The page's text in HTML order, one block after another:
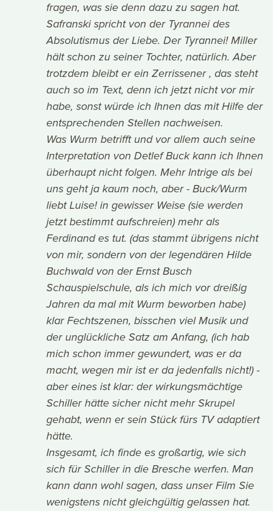
fragen, was sie denn dazu zu sagen hat.
Safranski spricht von der Tyrannei des
Absolutismus der Liebe. Der Tyrannei! Miller
hält schon zu seiner Tochter, natürlich. Aber
trotzdem bleibt er ein Zerrissener , das steht
auch so im Text, denn ich jetzt nicht vor mir
habe, sonst würde ich Ihnen das mit Hilfe der
entsprechenden Stellen nachweisen.
Was Wurm betrifft und vor allem auch seine
Interpretation von Detlef Buck kann ich Ihnen
überhaupt nicht folgen. Mehr Intrige als bei
uns geht ja kaum noch, aber - Buck/Wurm
liebt Luise! in gewisser Weise (sie werden
jetzt bestimmt aufschreien) mehr als
Ferdinand es tut. (das stammt übrigens nicht
von mir, sondern von der legendären Hilde
Buchwald von der Ernst Busch
Schauspielschule, als ich mich vor dreißig
Jahren da mal mit Wurm beworben habe)
klar Fechtszenen, bisschen viel Musik und
der unglückliche Satz am Anfang, (ich hab
mich schon immer gewundert, was er da
macht, wegen mir ist er da jedenfalls nicht!) -
aber eines ist klar: der wirkungsmächtige
Schiller hätte sicher nicht mehr Skrupel
gehabt, wenn er sein Stück fürs TV adaptiert
hätte.
Insgesamt, ich finde es großartig, wie sich
sich für Schiller in die Bresche werfen. Man
kann dann wohl sagen, dass unser Film Sie
wenigstens nicht gleichgültig gelassen hat.